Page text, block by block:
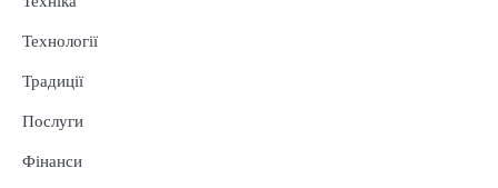
Технології
Традиції
Послуги
Фінанси